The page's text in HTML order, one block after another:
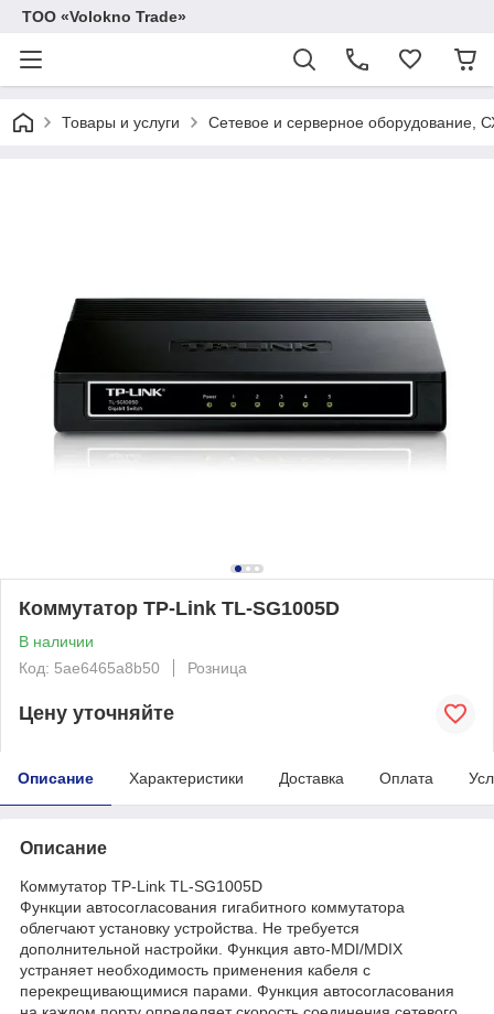
ТОО «Volokno Trade»
Товары и услуги Сетевое и серверное оборудование,
Коммутатор TP-Link TL-SG1005D
В наличии
Код: 5ae6465a8b50
Розница
Цену уточняйте
Описание Характеристики Доставка Оплата
Описание
Коммутатор TP-Link TL-SG1005D
Функции автосогласования гигабитного коммутатора
облегчают установку устройства. Не требуется
дополнительной настройки. Функция авто-MDI/MDIX
устраняет необходимость применения кабеля с
перекрещивающимися парами. Функция автосогласования